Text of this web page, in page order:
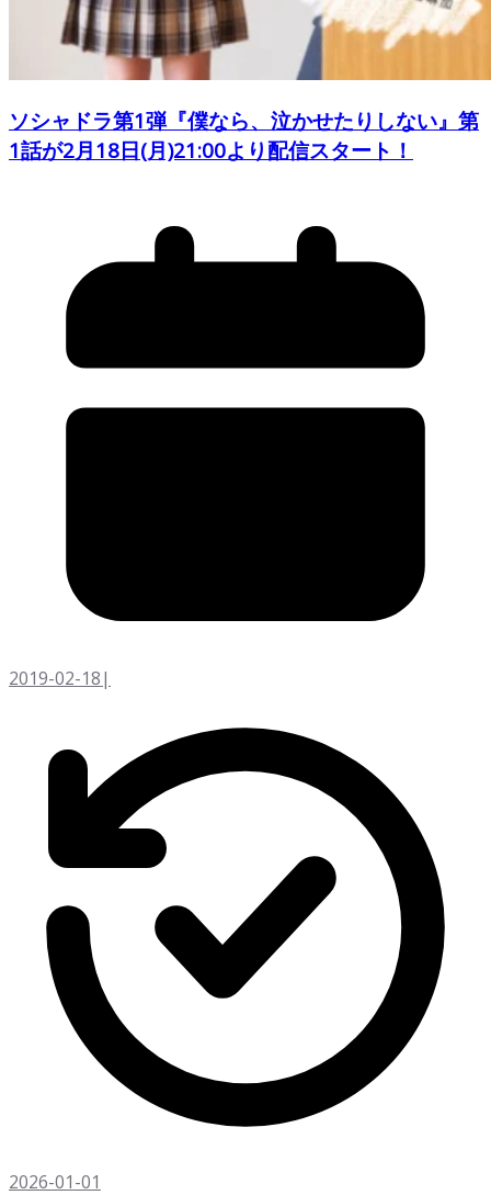
ソシャドラ第1弾『僕なら、泣かせたりしない』第
1話が2月18日(月)21:00より配信スタート！
2019-02-18|
2026-01-01